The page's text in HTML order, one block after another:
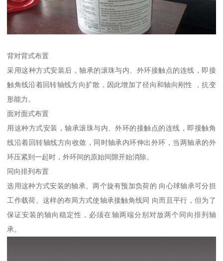
背对背式布置
采用这种方式安装后，轴承的滚珠与内、外环接触点的连线，即接
触角线沿着回转轴线方向扩散，因此增加了径向和轴向刚性 ，抗变
形能力。
面对面式布置
用这种方式安装，轴承滚珠与内、外环的接触点的连线，即接触角
线沿着回转轴线方向收敛，同时轴承内环伸出外环，当两轴承的外
环压紧到一起时，外环间的原始间隙开始消除。
同向排列布置
选用这种方式安装的轴承、两个旋有预加负荷的 向心球轴承可分担
工作载荷。这样的布局方式使轴承接触角线同 向而且平行，但为了
保证安装的轴向稳定性，必须在轴两端分别对放两个同向排列轴
承。